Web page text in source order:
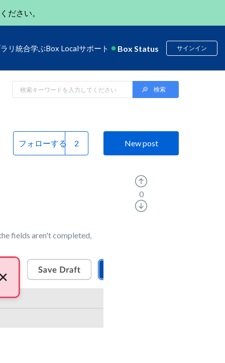
ださい。
リ 統合学ぶBox Localサポート Box Status サインイン
フォローする New post
fields aren't completed,
0